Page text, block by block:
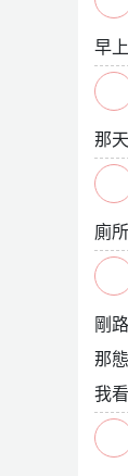
早
那
廁
剛
那
我